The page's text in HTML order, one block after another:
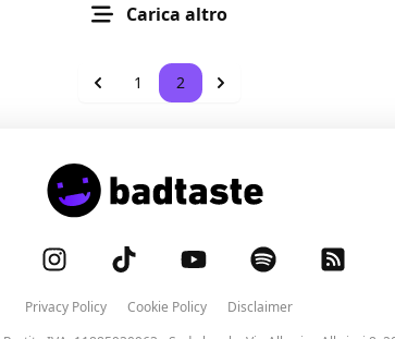
Carica altro
1 2
Privacy Policy Cookie Policy
Disclaimer